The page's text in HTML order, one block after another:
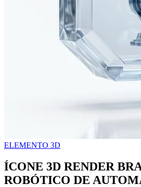
ELEMENTO 3D
ÍCONE 3D RENDER
ROBÓTICO DE